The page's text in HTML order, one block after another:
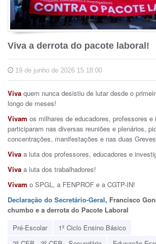
Viva a derrota do pacote laboral!
19 de junho de 2026 15:18:00
Viva quem nunca desistiu de lutar desde o
longo de meses!
Vivam os milhares de educadores, professores e
participaram nas diversas reuniões e plenários,
concentrações, manifestações e nas duas
Viva a luta dos professores, educadores e
Viva a luta dos trabalhadores!
Vivam o SPGL, a FENPROF e a CGTP-IN!
Declaração do Secretário-Geral, Francisco
chumbo e a derrota do Pacote Laboral
Pré-Escolar
1º Ciclo Ensino Básico